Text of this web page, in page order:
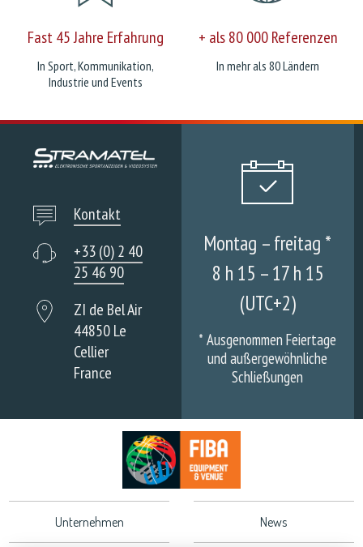
Fast 45 Jahre Erfahrung
In Sport, Kommunikation,
Industrie und Events
+ als 80 000 Referenzen
In mehr als 80 Ländern
Kontakt
+33 (0) 2 40
25 46 90
ZI de Bel Air
44850 Le
Cellier
France
Montag – freitag *
8 h 15 – 17 h 15
(UTC+2)
*Ausgenommen Feiertage
und außergewöhnliche
Schließungen
Unternehmen News